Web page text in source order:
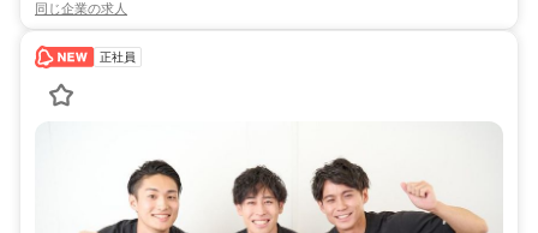
同じ企業の求人
正社員